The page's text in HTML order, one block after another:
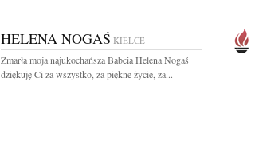
HELENA NOGAŚ KIELCE
Zmarła moja najukochańsza Babcia Helena Nogaś
dziękuję Ci za wszystko, za piękne życie, za...